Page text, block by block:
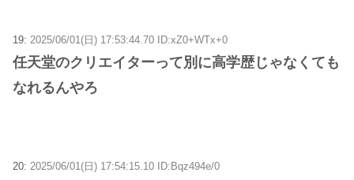
19: 2025/06/01(日) 17:53:44.70 ID:xZ0+WTx+0
任天堂のクリエイターって別に高学歴じゃなくても
なれるんやろ
20: 2025/06/01(日) 17:54:15.10 ID:Bqz494e/0